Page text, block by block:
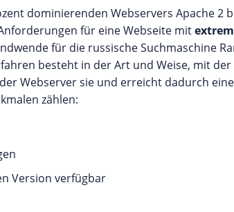
dominierenden Webservers Apache 2
für eine Webseite mit
für die russische Suchmaschine
besteht in der Art und Weise, mit der
Webserver sie und erreicht dadurch eine
zählen:
Version verfügbar